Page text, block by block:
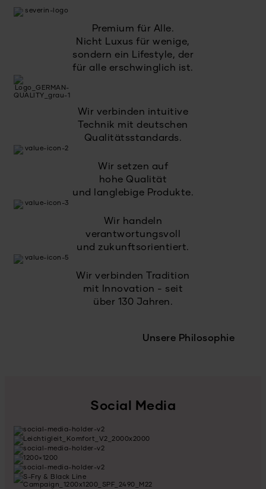
Premium für Alle.
Nicht Luxus für wenige,
sondern ein Lifestyle, der
für alle erschwinglich ist.
Wir verbinden intuitive
Technik mit deutschen
Qualitätsstandards.
Wir setzen auf
hohe Qualität
und langlebige Produkte.
Wir handeln
verantwortungsvoll
und zukunftsorientiert.
Wir verbinden Tradition
mit Innovation - seit
über 130 Jahren.
Unsere Philosophie
Social Media